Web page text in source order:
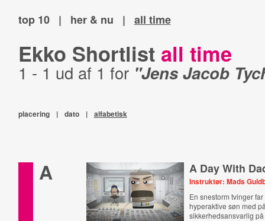
top 10 | her & nu | all time
Ekko Shortlist all time
1 - 1 ud af 1 for "Jens Jacob
placering | dato | alfabetisk
A A Day With
Instruktør: Mads
En snestorm tvinger
hyperaktive søn med
sikkerhedsansvarlig